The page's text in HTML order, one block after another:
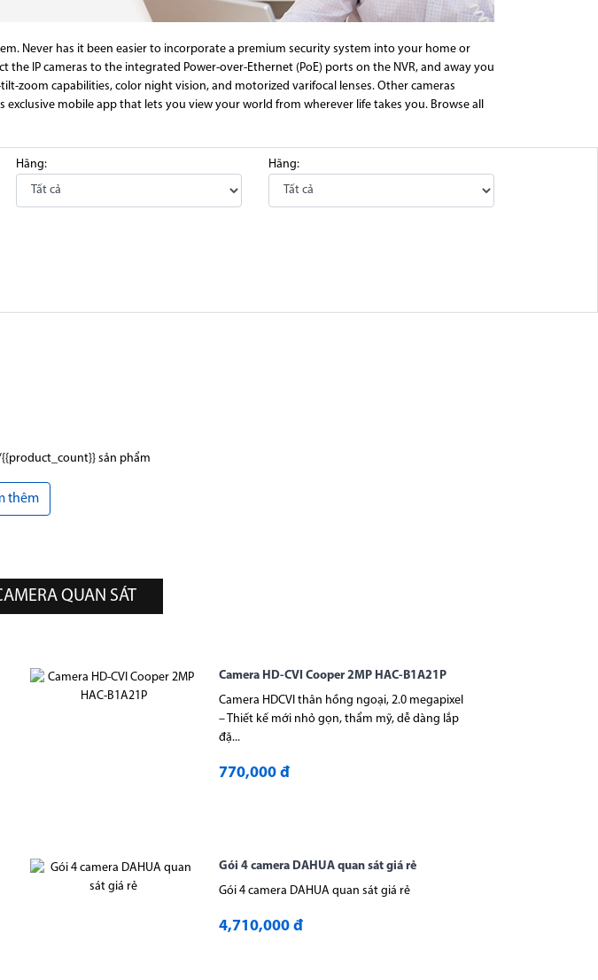
Never has it been easier to incorporate a premium security system into your home or
IP cameras to the integrated Power-over-Ethernet (PoE) ports on the NVR, and away you
zoom capabilities, color night vision, and motorized varifocal lenses. Other cameras
mobile app that lets you view your world from wherever life takes you. Browse all
Hãng: Hãng:
sản phẩm
thêm
QUAN SÁT
Camera HD-CVI Cooper 2MP HAC-B1A21P
Camera HDCVI thân hồng ngoại, 2.0 megapixel
– Thiết kế mới nhỏ gọn, thẩm mỹ, dễ dàng lắp
đặ...
770,000 đ
Gói 4 camera DAHUA quan sát giá rẻ
Gói 4 camera DAHUA quan sát giá rẻ
4,710,000 đ